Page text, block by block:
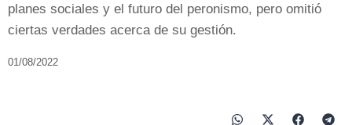
planes sociales y el futuro del peronismo, pero omitió
ciertas verdades acerca de su gestión.
01/08/2022